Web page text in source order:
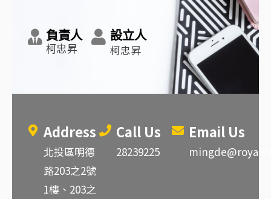
負責人
柯忠昇
設立人
柯忠昇
Address
北投區明德
路203之2號
1樓、203之
Call Us
28239225
Email Us